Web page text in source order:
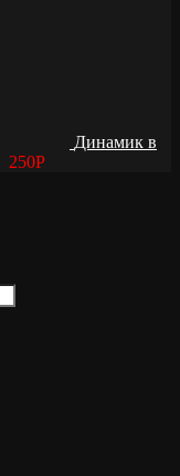
Динамик в
250Р